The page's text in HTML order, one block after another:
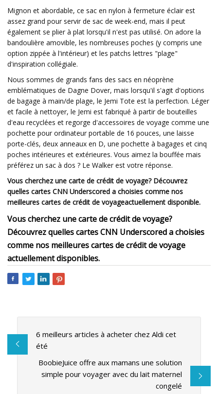
Mignon et abordable, ce sac en nylon à fermeture éclair est
assez grand pour servir de sac de week-end, mais il peut
également se plier à plat lorsqu'il n'est pas utilisé. On adore la
bandoulière amovible, les nombreuses poches (y compris une
option zippée à l'intérieur) et les patchs lettres "plage"
d'inspiration collégiale.
Nous sommes de grands fans des sacs en néoprène
emblématiques de Dagne Dover, mais lorsqu'il s'agit d'options
de bagage à main/de plage, le Jemi Tote est la perfection. Léger
et facile à nettoyer, le Jemi est fabriqué à partir de bouteilles
d'eau recyclées et regorge d'accessoires de voyage comme une
pochette pour ordinateur portable de 16 pouces, une laisse
porte-clés, deux anneaux en D, une pochette à bagages et cinq
poches intérieures et extérieures. Vous aimez la bouffée mais
préférez un sac à dos ? Le Walker est votre réponse.
Vous cherchez une carte de crédit de voyage? Découvrez
quelles cartes CNN Underscored a choisies comme nos
meilleures cartes de crédit de voyageactuellement disponible.
Vous cherchez une carte de crédit de voyage?
Découvrez quelles cartes CNN Underscored a choisies
comme nos meilleures cartes de crédit de voyage
actuellement disponibles.
6 meilleurs articles à acheter chez Aldi cet
été
BoobieJuice offre aux mamans une solution
simple pour voyager avec du lait maternel
congelé